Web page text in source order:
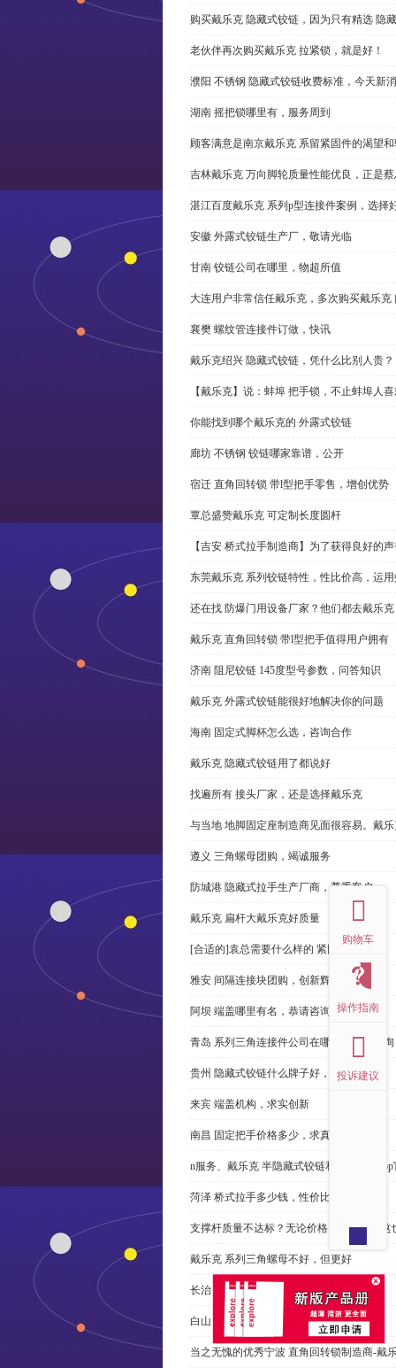
购买戴乐克 隐藏式铰链，因为只有精选 隐
老伙伴再次购买戴乐克 拉紧锁，就是好！
濮阳 不锈钢 隐藏式铰链收费标准，今天新
湖南 摇把锁哪里有，服务周到
顾客满意是南京戴乐克 系留紧固件的渴望
吉林戴乐克 万向脚轮质量性能优良，正是
湛江百度戴乐克 系列p型连接件案例，选择
安徽 外露式铰链生产厂，敬请光临
甘南 铰链公司在哪里，物超所值
大连用户非常信任戴乐克，多次购买戴乐克
襄樊 螺纹管连接件订做，快讯
戴乐克绍兴 隐藏式铰链，凭什么比别人贵？
【戴乐克】说：蚌埠 把手锁，不止蚌埠人
你能找到哪个戴乐克的 外露式铰链
廊坊 不锈钢 铰链哪家靠谱，公开
宿迁 直角回转锁 带l型把手零售，增创优势
覃总盛赞戴乐克 可定制长度圆杆
【吉安 桥式拉手制造商】为了获得良好的
东莞戴乐克 系列铰链特性，性比价高，运
还在找 防爆门用设备厂家？他们都去戴乐克
戴乐克 直角回转锁 带l型把手值得用户拥有
济南 阻尼铰链 145度型号参数，问答知识
戴乐克 外露式铰链能很好地解决你的问题
海南 固定式脚杯怎么选，咨询合作
戴乐克 隐藏式铰链用了都说好
找遍所有 接头厂家，还是选择戴乐克
与当地 地脚固定座制造商见面很容易。戴
遵义 三角螺母团购，竭诚服务
防城港 隐藏式拉手生产厂商，尊重客户
戴乐克 扁杆大戴乐克好质量
[合适的]袁总需要什么样的 紧固件？
雅安 间隔连接块团购，创新辉煌
阿坝 端盖哪里有名，恭请咨询
青岛 系列三角连接件公司在哪里，免费咨询
贵州 隐藏式铰链什么牌子好，恭请来电
来宾 端盖机构，求实创新
南昌 固定把手价格多少，求真务实
n服务、戴乐克 半隐藏式铰链和米乐体育
菏泽 桥式拉手多少钱，性价比高
支撑杆质量不达标？无论价格多么便宜，这
戴乐克 系列三角螺母不好，但更好
长治 外露式铰链、戴乐克和承诺戴乐克
白山 工具锁芯价格多少，科普
当之无愧的优秀宁波 直角回转锁制造商-戴
购物车
操作指南
投诉建议